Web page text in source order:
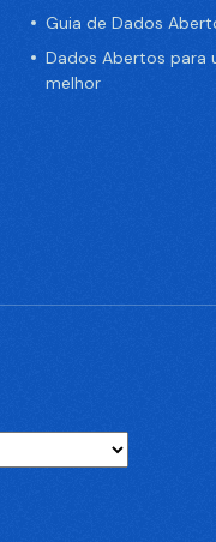
Guia de Dados
Dados Abertos para
melhor